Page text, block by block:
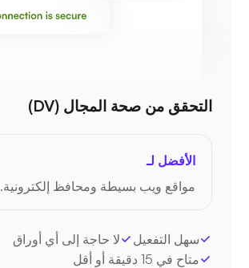
التحقق من صحة المجال (DV)
الأفضل لـ
مواقع ويب بسيطة ومحافظ إلكترونية.
سهل التفعيل
لا حاجة إلى أي أوراق
متاح في 15 دقيقة أو أقل